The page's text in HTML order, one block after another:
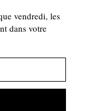
vendredi, les
dans votre